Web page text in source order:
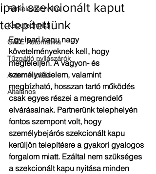
Parkolástechnika
Kaputechnika
GATE Automatika
Tűzgátló nyílászárók
Automatizálás
Általános
ipari szekcionált kaput
telepítettünk
Egy ipari kapu nagy
követelményeknek kell, hogy
megfeleljen. A vagyon- és
személyvédelem, valamint
megbízható, hosszan tartó működés
csak egyes részei a megrendelő
elvárásainak. Partnerünk telephelyén
fontos szempont volt, hogy
személybejárós szekcionált kapu
kerüljön telepítésre a gyakori gyalogos
forgalom miatt. Ezáltal nem szükséges
a szekcionált kapu nyitása minden